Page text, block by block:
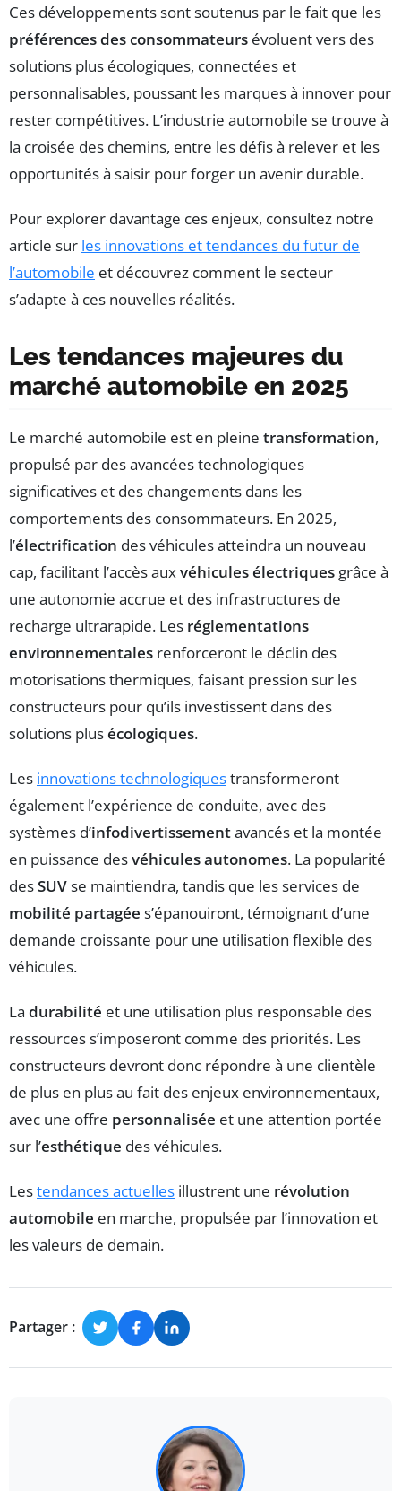
Ces développements sont soutenus par le fait que les
préférences des consommateurs évoluent vers des
solutions plus écologiques, connectées et
personnalisables, poussant les marques à innover pour
rester compétitives. L’industrie automobile se trouve à
la croisée des chemins, entre les défis à relever et les
opportunités à saisir pour forger un avenir durable.
Pour explorer davantage ces enjeux, consultez notre
article sur les innovations et tendances du futur de
l’automobile et découvrez comment le secteur
s’adapte à ces nouvelles réalités.
Les tendances majeures du
marché automobile en 2025
Le marché automobile est en pleine transformation,
propulsé par des avancées technologiques
significatives et des changements dans les
comportements des consommateurs. En 2025,
l’électrification des véhicules atteindra un nouveau
cap, facilitant l’accès auxvéhicules électriques grâce à
une autonomie accrue et des infrastructures de
recharge ultrarapide. Les réglementations
environnementales renforceront le déclin des
motorisations thermiques, faisant pression sur les
constructeurs pour qu’ils investissent dans des
solutions plusécologiques.
Les innovations technologiquestransformeront
également l’expérience de conduite, avec des
systèmes d’infodivertissementavancés et la montée
en puissance desvéhicules autonomes. La popularité
desSUVse maintiendra, tandis que les services de
mobilité partagée s’épanouiront, témoignant d’une
demande croissante pour une utilisation flexible des
véhicules.
La durabilité et une utilisation plus responsable des
ressources s’imposeront comme des priorités. Les
constructeurs devront donc répondre à une clientèle
de plus en plus au fait des enjeux environnementaux,
avec une offre personnalisée et une attention portée
sur l’esthétique des véhicules.
Lestendances actuelles illustrent une révolution
automobile en marche, propulsée par l’innovation et
les valeurs de demain.
Partager :